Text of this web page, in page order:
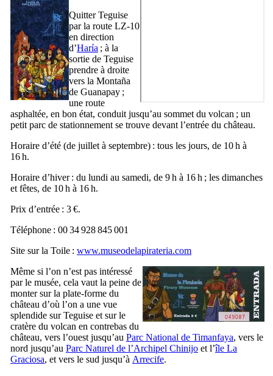
QuitterTeguise
par la route LZ-10
en direction
d’Haría ; à la
sortie de Teguise
prendre à droite
vers la Montaña
de Guanapay ;
une route
asphaltée, en bon état, conduit jusqu’au sommet du volcan ; un
petit parc de stationnement se trouve devant l’entrée du château.
Horaire d’été (de juillet à septembre) : tous les jours, de 10 h à
16 h.
Horaire d’hiver : du lundi au samedi, de 9 h à 16 h ; les dimanches
et fêtes, de 10 h à 16 h.
Prix d’entrée : 3 €.
Téléphone : 00 34 928 845 001
Site sur la Toile : www.museodelapirateria.com
Même si l’on n’est pas intéressé
par le musée, cela vaut la peine de
monter sur la plate-forme du
château d’où l’on a une vue
splendide surTeguise et sur le
cratère du volcan en contrebas du
château, vers l’ouest jusqu’au Parc National de Timanfaya, vers le
nord jusqu’au Parc Naturel de l’Archipel Chinijo et l’île La
Graciosa, et vers le sud jusqu’à Arrecife.